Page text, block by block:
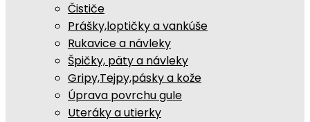
Čističe
Prášky,loptičky a vankúše
Rukavice a návleky
Špičky, päty a návleky
Gripy,Tejpy,pásky a kože
Úprava povrchu gule
Uteráky a utierky